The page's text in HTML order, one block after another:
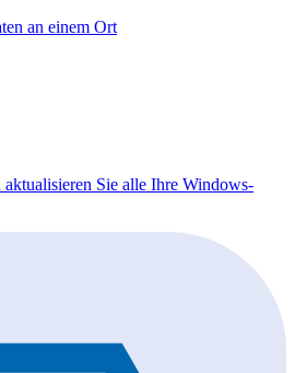
an einem Ort
Sie alle Ihre Windows-